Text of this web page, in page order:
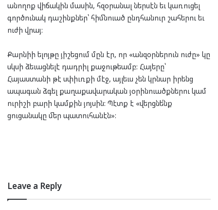
անողոք վիճակին մասին, հզօրանալ ներսէն եւ կառուցել
գործունակ դաշինքներ՝ հիմնուած ընդհանուր շահերու եւ
ուժի վրայ:
Քարնիի ելոյթը յիշեցում մըն էր, որ «անզօրներուն ուժը» կը
սկսի ձեւացնելէ դադրիլ քաջութեամբ: Հայերը՝
Հայաստանի թէ սփիւռքի մէջ, այլեւս չեն կրնար իրենց
ապագան ձգել քաղաքավարական յօրինուածքներու կամ
ուրիշի բարի կամքին յոյսին: Պէտք է «վերցնե՛նք
ցուցանակը մեր պատուհանէն»:
Leave a Reply